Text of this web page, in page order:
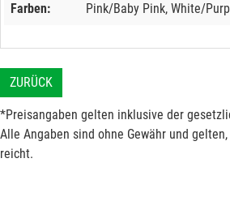
Farben: Pink/Baby Pink, White/
ZURÜCK
*Preisangaben gelten inklusive der
Alle Angaben sind ohne Gewähr und
reicht.